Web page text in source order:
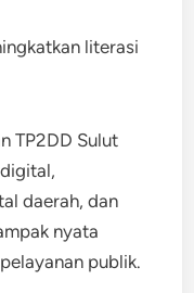
literasi
TP2DD Sulut
daerah, dan
nyata
publik.